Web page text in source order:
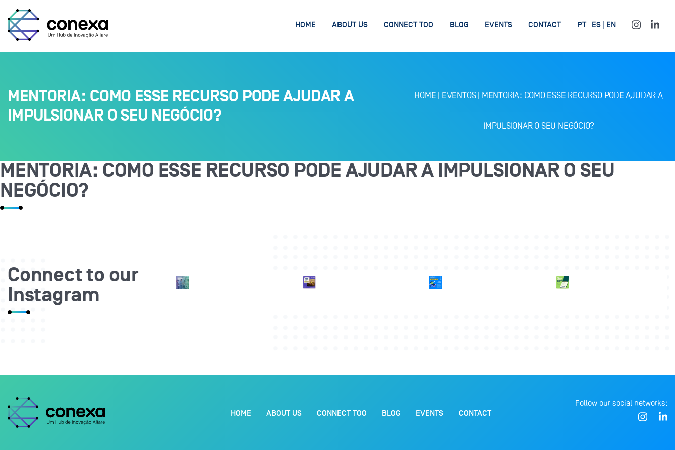
HOME ABOUT US CONNECT TOO BLOG EVENTS CONTACT PT ES EN
MENTORIA: COMO ESSE RECURSO PODE AJUDAR A
IMPULSIONAR O SEU NEGÓCIO?
HOME | EVENTOS| MENTORIA: COMO ESSE RECURSO PODE AJUDAR A
IMPULSIONAR O SEU NEGÓCIO?
MENTORIA: COMO ESSE RECURSO PODE AJUDAR A IMPULSIONAR O SEU
NEGÓCIO?
Connect to our
Instagram
HOME ABOUT US CONNECT TOO BLOG EVENTS CONTACT
Follow our social networks: